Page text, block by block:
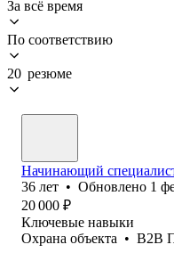
За всё время
По соответствию
20 резюме
Начинающий
36 лет • Обновлено 1
20 000 ₽
Ключевые навыки
Охрана объекта • B2B